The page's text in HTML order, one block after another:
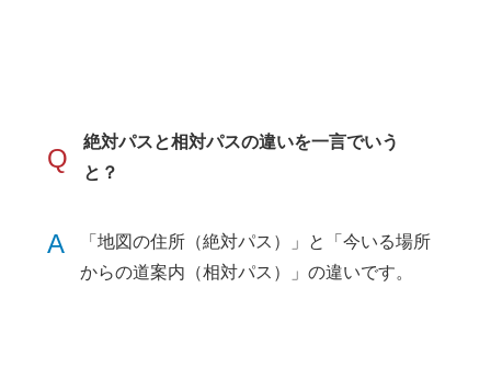
Q
絶対パスと相対パスの違いを一言でいう
と？
A
「地図の住所（絶対パス）」と「今いる場所
からの道案内（相対パス）」の違いです。